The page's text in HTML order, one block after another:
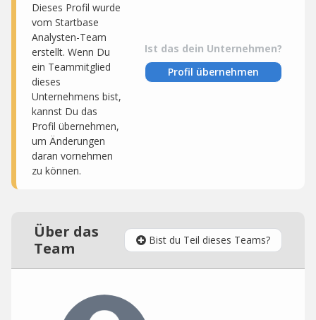
Dieses Profil wurde
vom Startbase
Analysten-Team
erstellt. Wenn Du
ein Teammitglied
dieses
Unternehmens bist,
kannst Du das
Profil übernehmen,
um Änderungen
daran vornehmen
zu können.
Ist das dein Unternehmen?
Profil übernehmen
Über das
Team
Bist du Teil dieses Teams?